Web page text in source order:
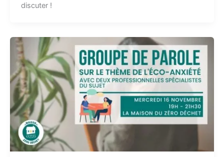
discuter !